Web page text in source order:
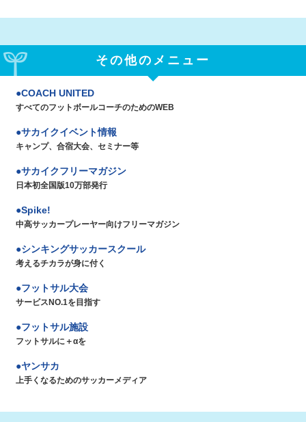
その他のメニュー
COACH UNITED
すべてのフットボールコーチのためのWEB
サカイクイベント情報
キャンプ、合宿大会、セミナー等
サカイクフリーマガジン
日本初全国版10万部発行
Spike!
中高サッカープレーヤー向けフリーマガジン
シンキングサッカースクール
考えるチカラが身に付く
フットサル大会
サービスNO.1を目指す
フットサル施設
フットサルに＋αを
ヤンサカ
上手くなるためのサッカーメディア